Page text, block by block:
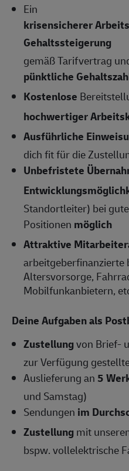
Ein
krisensicherer
Gehaltssteigerung
gemäß Tarifvertrag
pünktliche
Kostenlose
hochwertiger
Ausführliche
dich fit für die
Unbefristete
Standortleiter) bei
Positionen möglich
Attraktive
arbeitgeberfinanzierte
Altersvorsorge,
Mobilfunkanbietern,
Deine Aufgaben als
Zustellungvon Brief-
zur Verfügung
Auslieferung an5
und Samstag)
Sendungen im
Zustellungmit
bspw. vollelektrische